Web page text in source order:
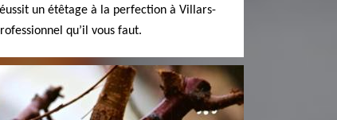
un étêtage à la perfection à Villars-
qu’il vous faut.